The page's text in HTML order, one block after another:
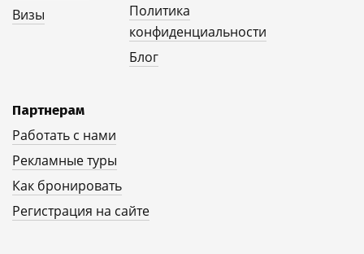
Визы
Политика
конфиденциальности
Блог
Партнерам
Работать с нами
Рекламные туры
Как бронировать
Регистрация на сайте